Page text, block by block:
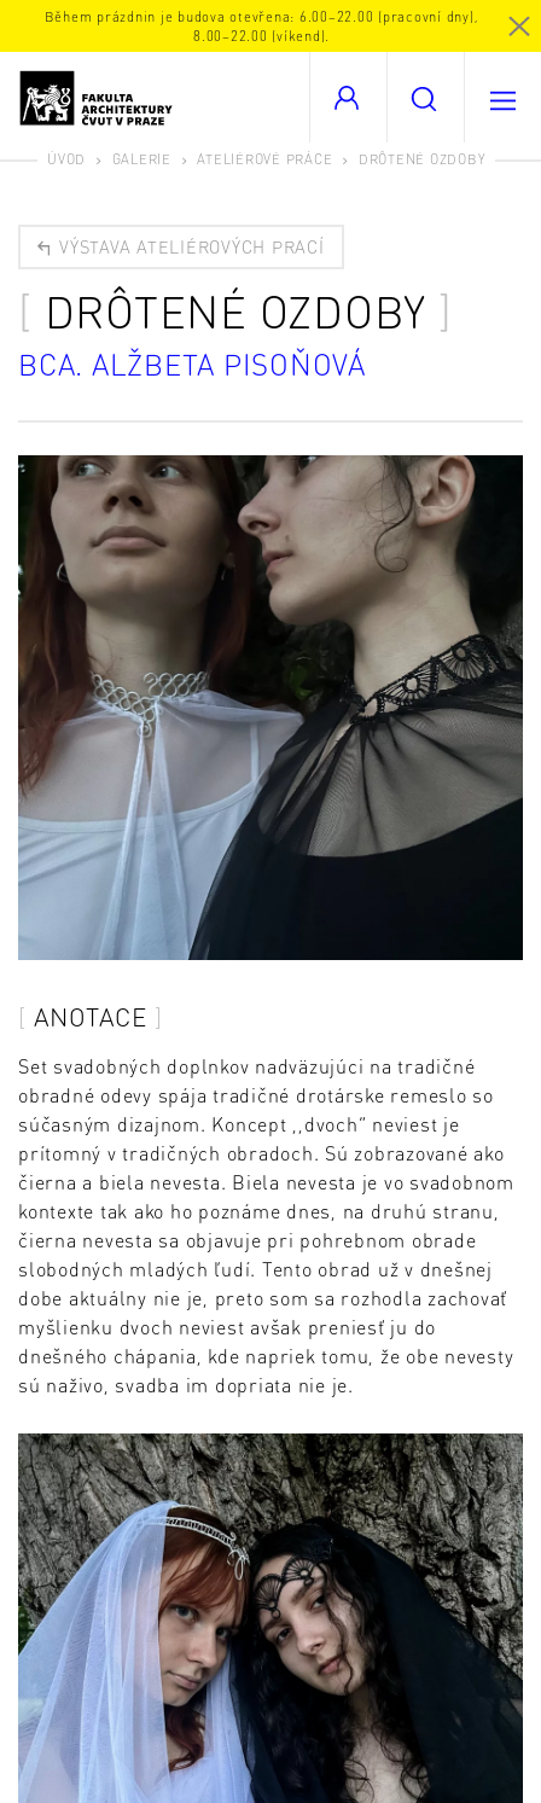
Během prázdnin je budova otevřena: 6.00–22.00 (pracovní dny),
8.00–22.00 (víkend).
ÚVOD GALERIE ATELIÉROVÉ PRÁCE DRÔTENÉ OZDOBY
VÝSTAVA ATELIÉROVÝCH PRACÍ
DRÔTENÉ OZDOBY
BCA. ALŽBETA PISOŇOVÁ
ANOTACE
Set svadobných doplnkov nadväzujúci na tradičné
obradné odevy spája tradičné drotárske remeslo so
súčasným dizajnom. Koncept ,,dvoch” neviest je
prítomný v tradičných obradoch. Sú zobrazované ako
čierna a biela nevesta. Biela nevesta je vo svadobnom
kontexte tak ako ho poznáme dnes, na druhú stranu,
čierna nevesta sa objavuje pri pohrebnom obrade
slobodných mladých ľudí. Tento obrad už v dnešnej
dobe aktuálny nie je, preto som sa rozhodla zachovať
myšlienku dvoch neviest avšak preniesť ju do
dnešného chápania, kde napriek tomu, že obe nevesty
sú naživo, svadba im dopriata nie je.